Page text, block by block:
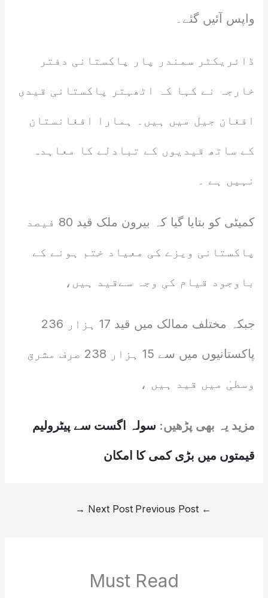
واپس آئیں گئے۔
ڈائریکٹر سمندر پار پاکستانی دفتر
خارجہ نے کہا کہ اٹھہتر پاکستانی قیدی
افغان جیل میں ہیں۔ ہمارا افغانستان
کے ساتھ قیدیوں کے تبادلے کا معاہدہ
نہیں ہے ۔
کمیٹی کو بتایا گیا کہ بیرون ملک قید 80 فیصد
پاکستانی ویزے کی معیاد ختم ہونے کے
باوجود قیام کی وجہ سےقید ہیں،
جبکہ مختلف ممالک میں قید 17 ہزار 236
پاکستانیوں میں سے 15 ہزار 238 صرف مشرق
وسطیٰ میں قید ہیں ،
مزید یہ بھی پڑھیں: سولہ اگست سے پیٹرولیم
قیمتوں میں بڑی کمی کا امکان
←
Next Post
→
Must Read